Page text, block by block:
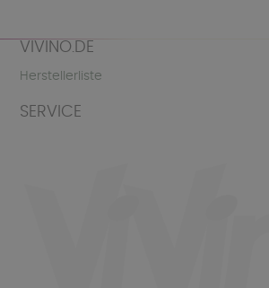
VIVINO.DE
Herstellerliste
SERVICE